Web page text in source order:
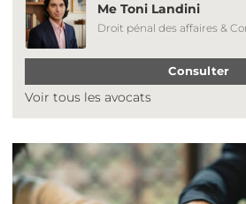
Me Toni Landini
Droit pénal des affaires &
Consulter
Voir tous les avocats